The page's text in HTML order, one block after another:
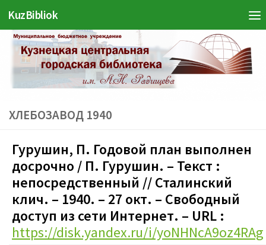
Перейти к содержимому
KuzBibliok
ХЛЕБОЗАВОД 1940
Гурушин, П. Годовой план выполнен
досрочно / П. Гурушин. – Текст :
непосредственный // Сталинский
клич. – 1940. – 27 окт. – Свободный
доступ из сети Интернет. – URL :
https://disk.yandex.ru/i/yoNHNcA9oz4RAg